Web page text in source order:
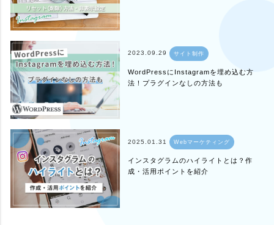
2023.09.29 サイト制作
WordPressにInstagramを埋め込む方
法！プラグインなしの方法も
2025.01.31 Webマーケティング
インスタグラムのハイライトとは？作
成・活用ポイントを紹介